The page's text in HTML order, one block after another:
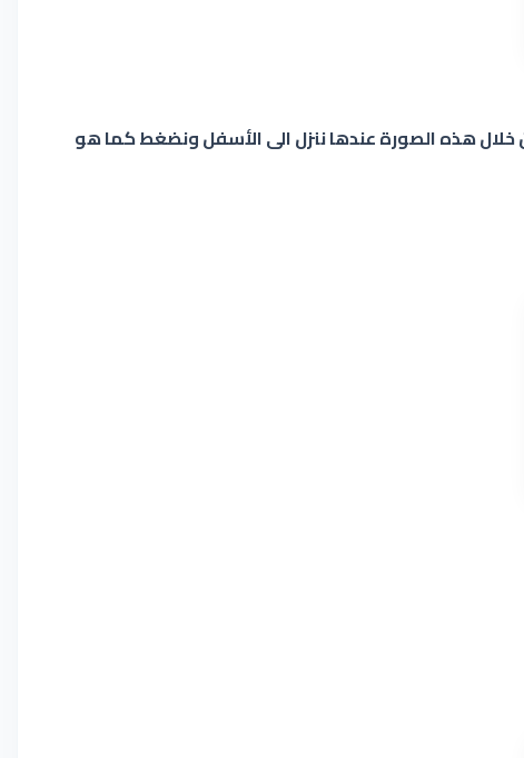
خلال هذه الصورة عندها ننزل الى الأسفل ونضغط كما هو